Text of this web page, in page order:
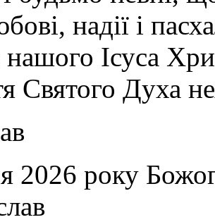
надії і
Ісуса
Святого Духа
2026 року